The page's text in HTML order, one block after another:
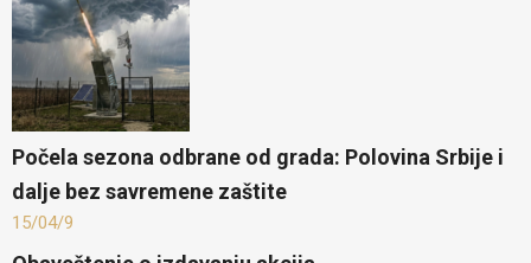
Počela sezona odbrane od grada: Polovina Srbije i
dalje bez savremene zaštite
15/04/9